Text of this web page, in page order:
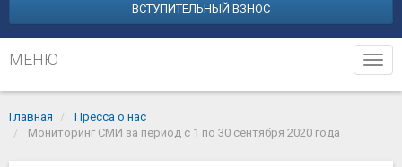
ВСТУПИТЕЛЬНЫЙ ВЗНОС
МЕНЮ
Главная
Пресса о нас
Мониторинг СМИ за период с 1 по 30 сентября 2020 года